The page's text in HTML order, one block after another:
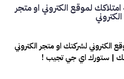
لموقع الكتروني او متجر
الكتروني
الكتروني لشركتك او متجر الكتروني
| ستورك اي جي تجيب !